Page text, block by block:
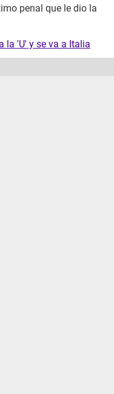
penal que le dio la
la 'U' y se va a Italia